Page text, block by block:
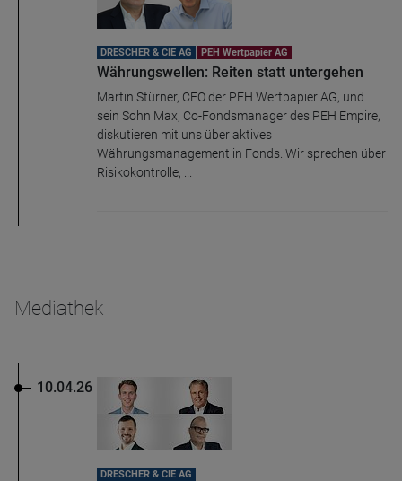
DRESCHER & CIE AG PEH Wertpapier AG
Währungswellen: Reiten statt untergehen
Martin Stürner, CEO der PEH Wertpapier AG, und
sein Sohn Max, Co-Fondsmanager des PEH Empire,
diskutieren mit uns über aktives
Währungsmanagement in Fonds. Wir sprechen über
Risikokontrolle, ...
Mediathek
10.04.26
DRESCHER & CIE AG